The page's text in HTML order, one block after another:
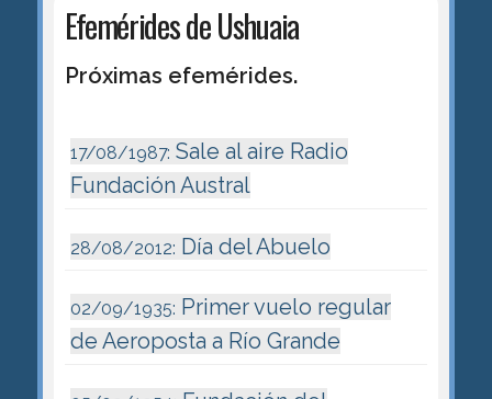
Efemérides de Ushuaia
Próximas efemérides.
17/08/1987: Sale al aire Radio
Fundación Austral
28/08/2012: Día del Abuelo
02/09/1935: Primer vuelo regular
de Aeroposta a Río Grande